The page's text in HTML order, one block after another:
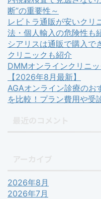
断”の重要性～
レビトラ通販が安いクリ
法・個人輸入の危険性も
シアリスは通販で購入で
クリニックも紹介
DMMオンラインクリニ
【2026年8月最新】
AGAオンライン診療のお
を比較！プラン費用や受
2026年8月
2026年7月